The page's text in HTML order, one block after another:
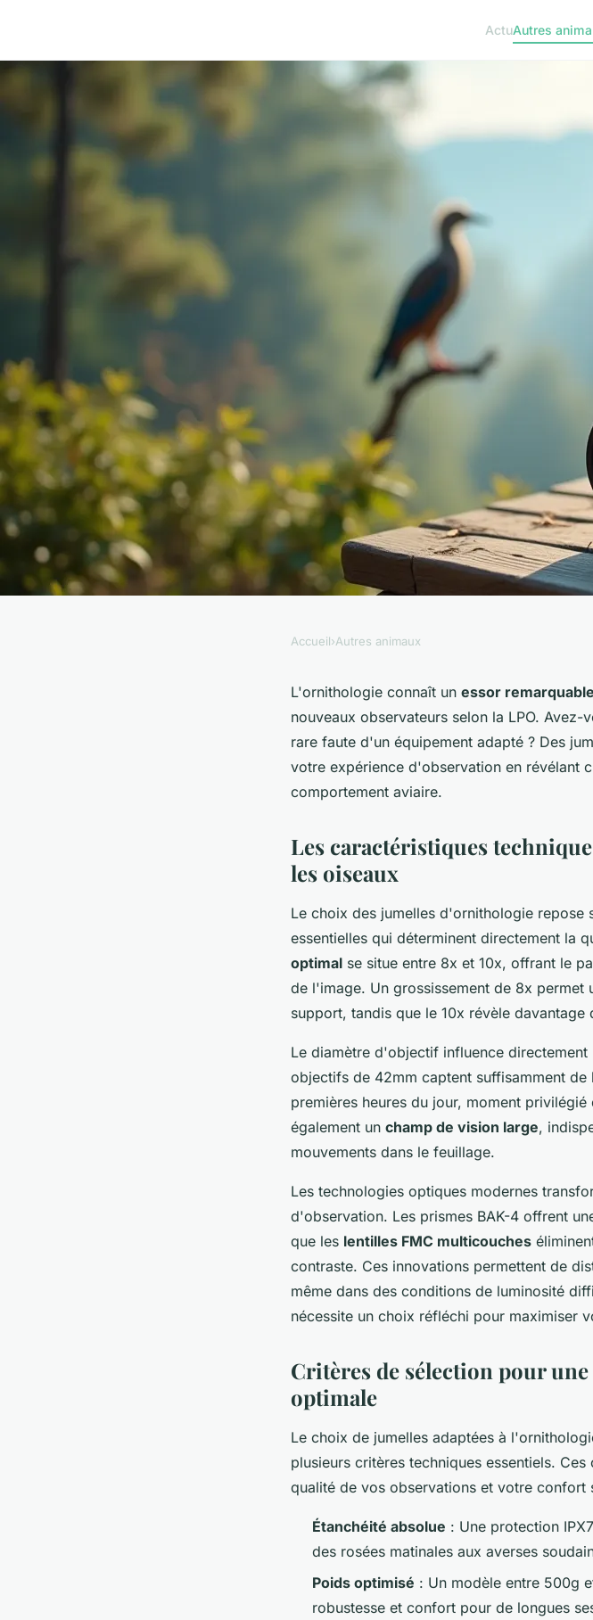
ActuAutres
Les meilleures jumelles pour
l'ornithologie et l'observation
Accueil›Autres animaux
L'ornithologie connaît un essor remarquable
nouveaux observateurs selon la LPO.
rare faute d'un équipement adapté ? Des
votre expérience d'observation en révélant
comportement aviaire.
Les caractéristiques
les oiseaux
Le choix des jumelles d'ornithologie repose
essentielles qui déterminent directement la
optimal se situe entre 8x et 10x, offrant le
de l'image. Un grossissement de 8x permet
support, tandis que le 10x révèle
Le diamètre d'objectif influence
objectifs de 42mm captent suffisamment
premières heures du jour, moment
également un champ de vision large,
mouvements dans le feuillage.
Les technologies optiques modernes
d'observation. Les prismes BAK-4 offrent
que les lentilles FMC multicouches
contraste. Ces innovations permettent de
même dans des conditions de luminosité
nécessite un choix réfléchi pour maximiser
Critères de sélection pour
optimale
Le choix de jumelles adaptées à
plusieurs critères techniques essentiels.
qualité de vos observations et votre confort
Étanchéité absolue : Une protection
des rosées matinales aux averses
Poids optimisé : Un modèle entre 500g
robustesse et confort pour de longues